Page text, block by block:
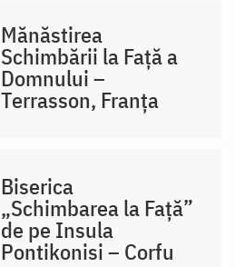
Mănăstirea
Schimbării la Față a
Domnului –
Terrasson, Franţa
Biserica
„Schimbarea la Față”
de pe Insula
Pontikonisi – Corfu